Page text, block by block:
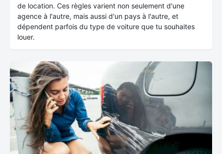
de location. Ces règles varient non seulement d'une
agence à l'autre, mais aussi d'un pays à l'autre, et
dépendent parfois du type de voiture que tu souhaites
louer.